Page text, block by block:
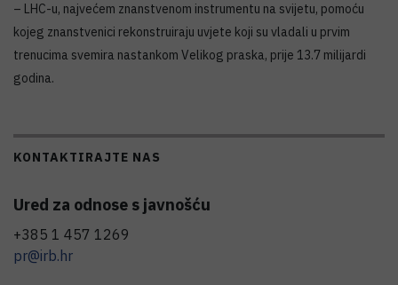
– LHC-u, najvećem znanstvenom instrumentu na svijetu, pomoću
kojeg znanstvenici rekonstruiraju uvjete koji su vladali u prvim
trenucima svemira nastankom Velikog praska, prije 13.7 milijardi
godina.
KONTAKTIRAJTE NAS
Ured za odnose s javnošću
+385 1 457 1269
pr@irb.hr